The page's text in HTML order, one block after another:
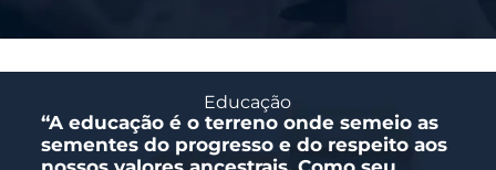
Educação
“A educação é o terreno onde semeio as
sementes do progresso e do respeito aos